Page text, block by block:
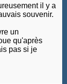
il y a
souvenir.
un
qu'après
pas si je